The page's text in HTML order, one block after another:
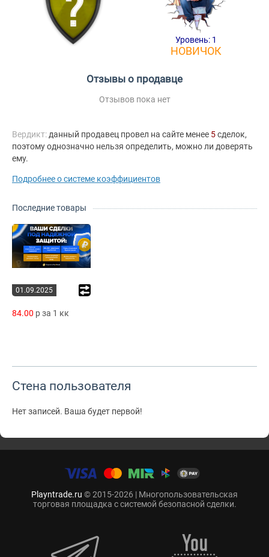
Уровень: 1
НОВИЧОК
Отзывы о продавце
Отзывов пока нет
Вердикт: данный продавец провел на сайте менее 5сделок,
поэтому однозначно нельзя определить, можно ли доверять
ему.
Подробнее о системе коэффициентов
Последние товары
01.09.2025
84.00 p за 1 кк
Стена пользователя
Нет записей. Ваша будет первой!
Playntrade.ru © 2015-2026 | Многопользовательская
торговая площадка с системой безопасной сделки.